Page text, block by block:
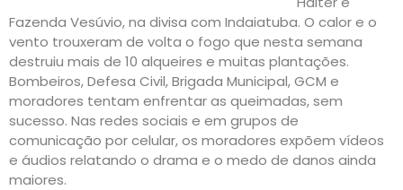
Fazenda Vesúvio, na divisa com Indaiatuba. O calor e o
vento trouxeram de volta o fogo que nesta semana
destruiu mais de 10 alqueires e muitas plantações.
Bombeiros, Defesa Civil, Brigada Municipal, GCM e
moradores tentam enfrentar as queimadas, sem
sucesso. Nas redes sociais e em grupos de
comunicação por celular, os moradores expõem vídeos
e áudios relatando o drama e o medo de danos ainda
maiores.